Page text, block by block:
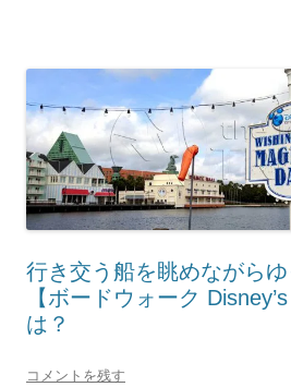
行き交う船を眺めながら
【ボードウォーク
は？
コメントを残す